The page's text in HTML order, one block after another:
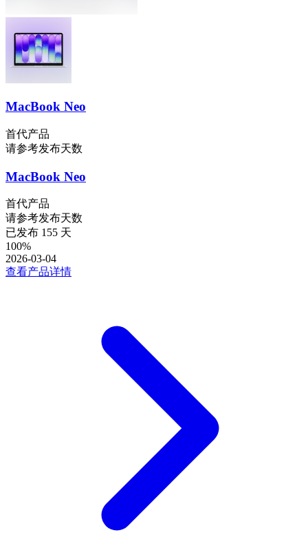
MacBook Neo
首代产品
请参考发布天数
MacBook Neo
首代产品
请参考发布天数
已发布 155 天
100%
2026-03-04
查看产品详情